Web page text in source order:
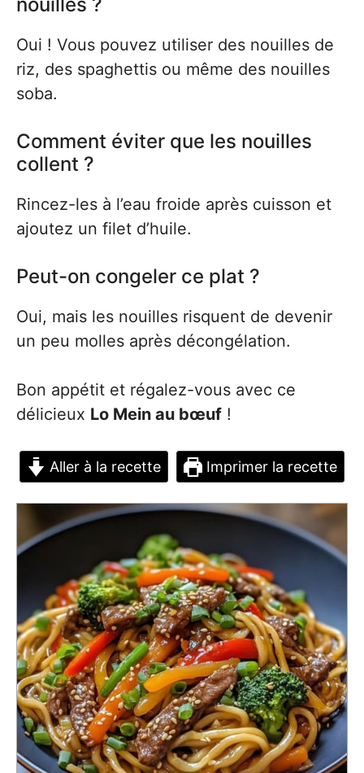
nouilles ?
Oui ! Vous pouvez utiliser des nouilles de
riz, des spaghettis ou même des nouilles
soba.
Comment éviter que les nouilles
collent ?
Rincez-les à l’eau froide après cuisson et
ajoutez un filet d’huile.
Peut-on congeler ce plat ?
Oui, mais les nouilles risquent de devenir
un peu molles après décongélation.
Bon appétit et régalez-vous avec ce
délicieux Lo Mein au bœuf !
Aller à la recette Imprimer la recette